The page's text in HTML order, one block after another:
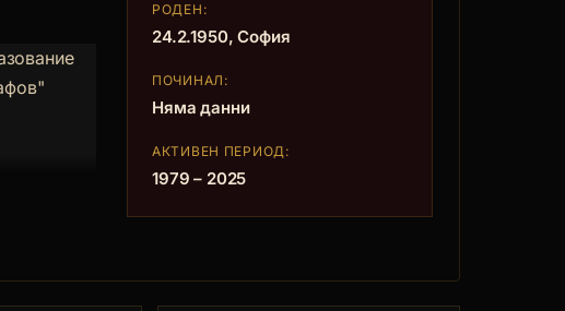
РОДЕН:
24.2.1950, София
ПОЧИНАЛ:
Няма данни
АКТИВЕН ПЕРИОД:
1979 – 2025